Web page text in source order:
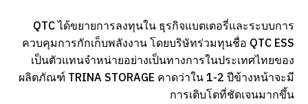
QTC ได้ขยายการลงทุนใน ธุรกิจแบตเตอรี่และระบบการ
ควบคุมการกักเก็บพลังงาน โดยบริษัทร่วมทุนชื่อ QTC ESS
เป็นตัวแทนจำหน่ายอย่างเป็นทางการในประเทศไทยของ
ผลิตภัณฑ์ TRINA STORAGE คาดว่าใน 1-2 ปีข้างหน้าจะมี
การเติบโตที่ชัดเจนมากขึ้น